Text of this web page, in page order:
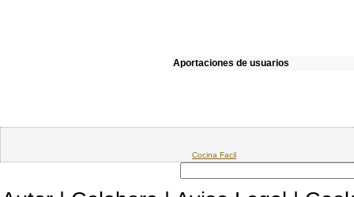
Aportaciones de usuarios
Cocina Facil